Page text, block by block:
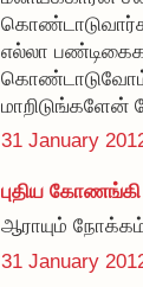
எல்லா
கொண்டாடுவோம்.
மாறிடுங்களேன்
31 January
புதிய கோணங்கி
ஆராயும் நோக்கம்
31 January